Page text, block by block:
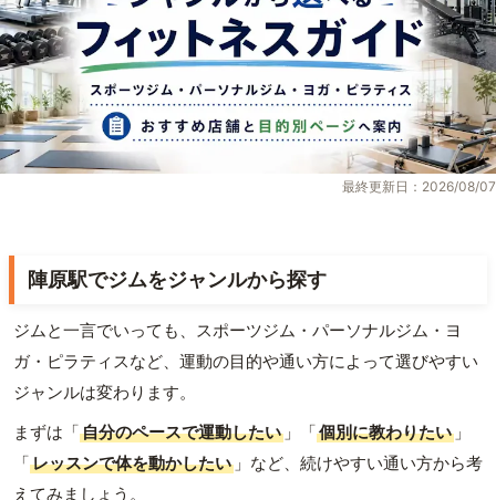
最終更新日：2026/08/07
陣原駅でジムをジャンルから探す
ジムと一言でいっても、スポーツジム・パーソナルジム・ヨ
ガ・ピラティスなど、運動の目的や通い方によって選びやすい
ジャンルは変わります。
まずは「自分のペースで運動したい 」「個別に教わりたい 」
「レッスンで体を動かしたい 」など、続けやすい通い方から考
えてみましょう。